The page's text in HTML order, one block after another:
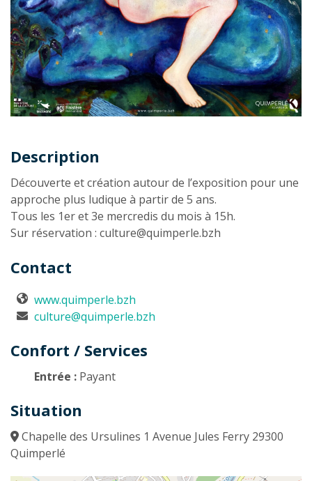
Description
Description
Découverte et création autour de l’exposition pour une
approche plus ludique à partir de 5 ans.
Tous les 1er et 3e mercredis du mois à 15h.
Sur réservation : culture@quimperle.bzh
Contact
www.quimperle.bzh
culture@quimperle.bzh
Confort / Services
Entrée : Payant
Situation
Chapelle des Ursulines 1 Avenue Jules Ferry 29300
Quimperlé